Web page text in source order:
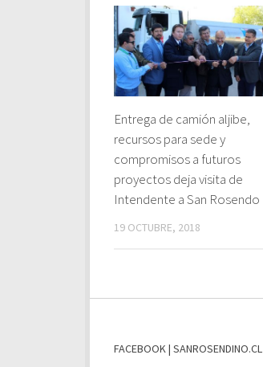
Entrega de camión aljibe,
recursos para sede y
compromisos a futuros
proyectos deja visita de
Intendente a San Rosendo
19 OCTUBRE, 2018
FACEBOOK | SANROSENDINO.CL